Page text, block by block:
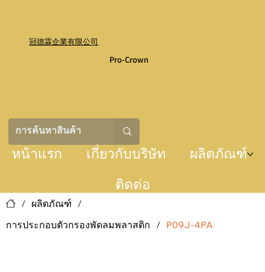
冠德霖企業有限公司
Pro-Crown
หน้าแรก เกี่ยวกับบริษัท
ผลิตภัณฑ์
ติดต่อ
/ ผลิตภัณฑ์ /
การประกอบตัวกรองพัดลมพลาสติก / P09J-4PA